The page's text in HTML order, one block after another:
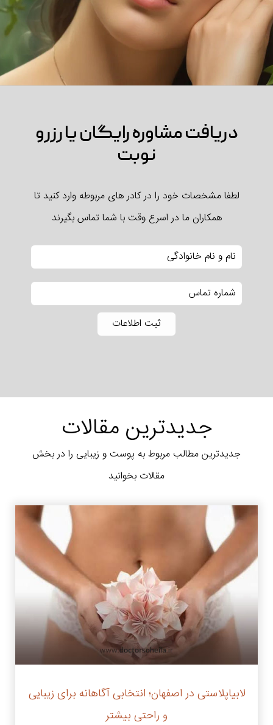
دریافت مشاوره رایگان یا رزرو
نوبت
لطفا مشخصات خود را در کادر های مربوطه وارد کنید تا
همکاران ما در اسرع وقت با شما تماس بگیرند
جدیدترین مقالات
جدیدترین مطالب مربوط به پوست و زیبایی را در بخش
مقالات بخوانید
لابیاپلاستی در اصفهان؛ انتخابی آگاهانه برای زیبایی
و راحتی بیشتر